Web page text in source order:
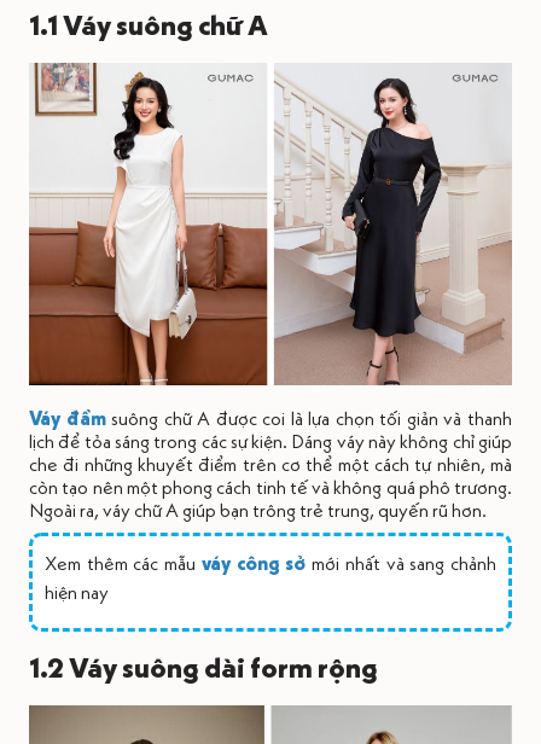
1.1 Váy suông chữ A
Váy đầmsuông chữ A được coi là lựa chọn tối giản và thanh
lịch để tỏa sáng trong các sự kiện. Dáng váy này không chỉ giúp
che đi những khuyết điểm trên cơ thể một cách tự nhiên, mà
còn tạo nên một phong cách tinh tế và không quá phô trương.
Ngoài ra, váy chữ A giúp bạn trông trẻ trung, quyến rũ hơn.
Xem thêm các mẫu váy công sở mới nhất và sang chảnh
hiện nay
1.2 Váy suông dài form rộng